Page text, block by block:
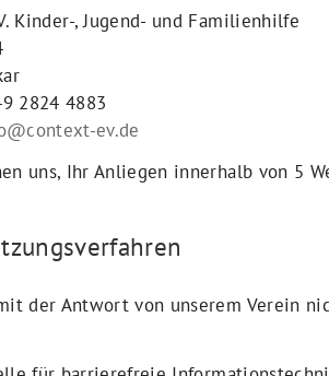
Kinder-, Jugend- und Familienhilfe
2824 4883
ev.de
uns, Ihr Anliegen innerhalb von 5
der Antwort von unserem Verein